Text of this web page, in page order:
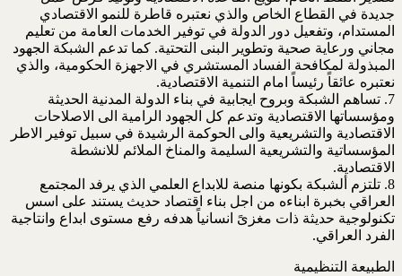
جديدة في القطاع الخاص والذي نعتبره قاطرة للنمو الاقتصادي
المستدام، وتفعيل دور الدولة في توفير الخدمات العامة من تعليم
مجاني ورعاية صحية وتطوير البنى التحتية. كما تدعم الشبكة الجهود
المبذولة لمكافحة الفساد المستشري في الاجهزة الحكومية، والذي
نعتبره عائقاً رئيساً امام التنمية الاقتصادية.
7. تساهم الشبكة وبروح ايجابية في بناء الدولة المدنية الحديثة
ومؤسساتها الاقتصادية وتدعم كل الجهود الرامية الى الاصلاحات
الاقتصادية والتشريعية والى الحوكمة الرشيدة في سبيل توفير الاطر
المؤسساتية والتشريعية السليمة والمناخ الملائم للانشطة
الاقتصادية.
8. تلتزم ألشبكة بكونها منصة للابداع العلمي الذي يرفد المجتمع
العراقي بخبرة ابناءه من اجل بناء اقتصاد حديث يستند على اسس
تكنولوجية حديثة ذات مغزىً انسانياً هدفه رفع مستوى ابداع وانتاجية
الفرد العراقي.
الطبيعة التنظيمية